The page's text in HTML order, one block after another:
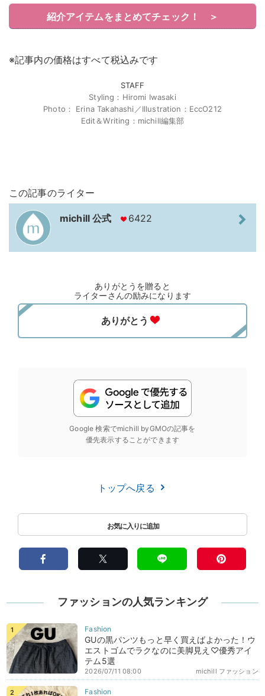
紹介アイテムをまとめてチェック！ ＞
※記事内の価格はすべて税込みです
STAFF
Styling：Hiromi Iwasaki
Photo： Erina Takahashi／Illustration：EccO212
Edit＆Writing：michill編集部
この記事のライター
michill 公式 6422
ありがとうを贈ると
ライターさんの励みになります
Google 検索でmichill byGMOの記事を
優先表示することができます
トップへ戻る
ファッションの人気ランキング
GUの黒パンツもっと早く買えばよかった！ウ
エストゴムでラクなのに美脚見え♡優秀アイ
テム5選
michill ファッション
2026/07/11 08:00